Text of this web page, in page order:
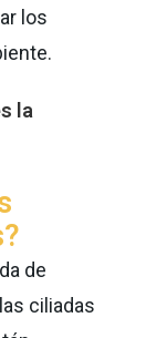
los
la
de
ciliadas